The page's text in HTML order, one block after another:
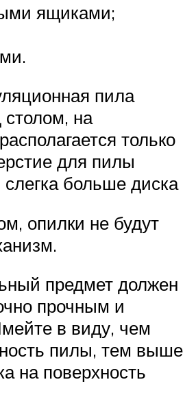
ящиками;
пила
столом, на
только
для пилы
больше диска
опилки не будут
предмет должен
прочным и
в виду, чем
пилы, тем выше
на поверхность